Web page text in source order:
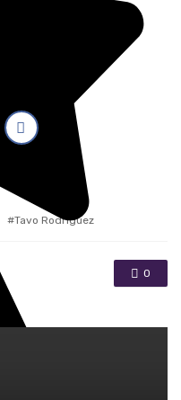
Tavo Rodríguez
0